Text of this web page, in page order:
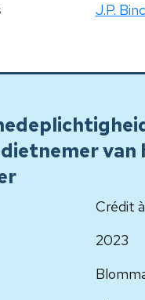
J.P.
van
Crédit
2023